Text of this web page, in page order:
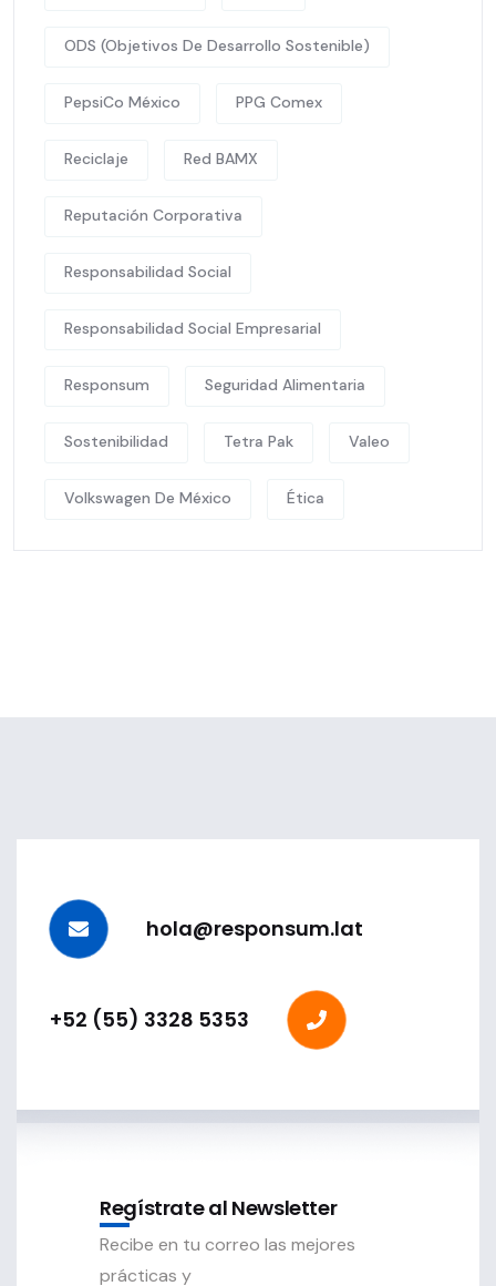
ODS (Objetivos De Desarrollo Sostenible)
PepsiCo México PPG Comex
Reciclaje Red BAMX
Reputación Corporativa
Responsabilidad Social
Responsabilidad Social Empresarial
Responsum Seguridad Alimentaria
Sostenibilidad Tetra Pak Valeo
Volkswagen De México Ética
hola@responsum.lat
+52 (55) 3328 5353
Regístrate al Newsletter
Recibe en tu correo las mejores
prácticas y